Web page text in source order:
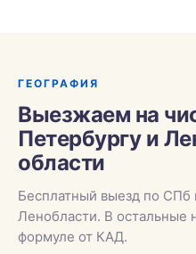
ГЕОГРАФИЯ
Выезжаем на
Петербургу и
области
Бесплатный выезд по СПб
Ленобласти. В остальные
формуле от КАД.